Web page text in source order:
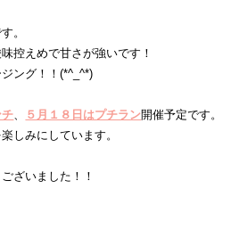
。
控えめで甘さが強いです！
ング！！(*^_^*)
、 ５月１８日はプチラン開催予定です。
しみにしています。
ざいました！！